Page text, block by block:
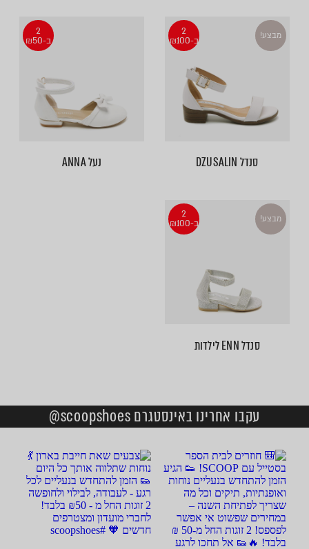
2
ב-₪100
מבצע!
סנדל DZUSALIN
2
ב-₪50
נעל ANNA
2
ב-₪100
מבצע!
סנדל ENN לילדות
עקבו אחרינו באינסטגרם scoopshoes@